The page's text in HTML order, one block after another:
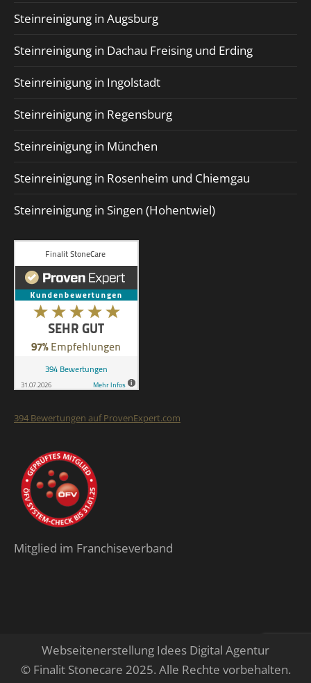
Steinreinigung in Augsburg
Steinreinigung in Dachau Freising und Erding
Steinreinigung in Ingolstadt
Steinreinigung in Regensburg
Steinreinigung in München
Steinreinigung in Rosenheim und Chiemgau
Steinreinigung in Singen (Hohentwiel)
394 Bewertungen auf ProvenExpert.com
Mitglied im Franchiseverband
Webseitenerstellung Idees Digital Agentur
© Finalit Stonecare 2025. Alle Rechte vorbehalten.